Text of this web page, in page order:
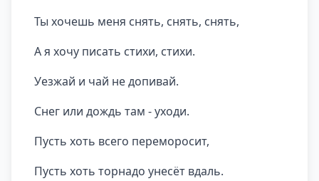
Ты хочешь меня снять, снять, снять,
А я хочу писать стихи, стихи.
Уезжай и чай не допивай.
Снег или дождь там - уходи.
Пусть хоть всего переморосит,
Пусть хоть торнадо унесёт вдаль.